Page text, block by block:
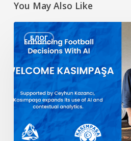
You May Also Like
БЛОГ
Улучшение
принятия
футбольных
решений
помощью
искусственного
интеллекта